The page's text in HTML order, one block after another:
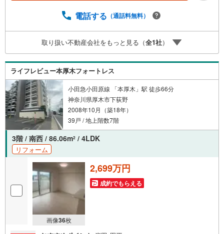
っております。○住宅ローンのご相談○ライフプランのシミ
なスタッフが親身になってお客様に合った物件をご紹介さ
せて頂きます！ /他社様掲載物件も併せてご紹介可能ですの
でお気軽にお問い合わせ下さい♪駐車場もございますの
で、お車でのお越しも大歓迎です！
電話する （通話料無料）
取り扱い不動産会社をもっと見る（全1社）
ライフレビュー本厚木フォートレス
小田急小田原線 「本厚木」駅 徒歩66分
神奈川県厚木市下荻野
2008年10月（築18年）
39戸 / 地上階数7階
3階 / 南西 / 86.06m2 / 4LDK
リフォーム
画像36枚
2,699万円
成約でもらえる